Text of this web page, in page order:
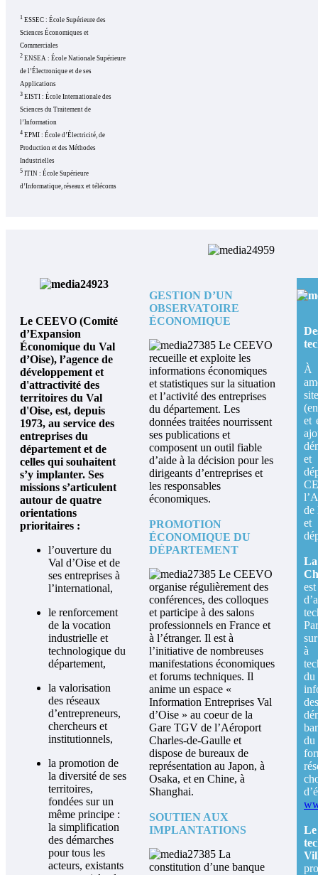
1 ESSEC : École Supérieure des
Sciences Économiques et
Commerciales
2 ENSEA : École Nationale Supérieure
de l’Électronique et de ses
Applications
3 EISTI : École Internationale des
Sciences du Traitement de
l’Information
4 EPMI : École d’Électricité, de
Production et des Méthodes
Industrielles
5 ITIN : École Supérieure
d’Informatique, réseaux et télécoms
Le CEEVO (Comité
d’Expansion
Économique du Val
d’Oise), l’agence de
développement et
d'attractivité des
territoires du Val
d'Oise, est, depuis
1973, au service des
entreprises du
département et de
celles qui souhaitent
s’y implanter. Ses
missions s’articulent
autour de quatre
orientations
prioritaires :
l’ouverture du
Val d’Oise et de
ses entreprises à
l’international,
le renforcement
de la vocation
industrielle et
technologique du
département,
la valorisation
des réseaux
d’entrepreneurs,
chercheurs et
institutionnels,
la promotion de
la diversité de ses
territoires,
fondées sur un
même principe :
la simplification
des démarches
pour tous les
acteurs, existants
GESTION D’UN
OBSERVATOIRE
ÉCONOMIQUE
Le CEEVO
recueille et exploite les
informations économiques
et statistiques sur la situation
et l’activité des entreprises
du département. Les
données traitées nourrissent
ses publications et
composent un outil fiable
d’aide à la décision pour les
dirigeants d’entreprises et
les responsables
économiques.
PROMOTION
ÉCONOMIQUE DU
DÉPARTEMENT
Le CEEVO
organise régulièrement des
conférences, des colloques
et participe à des salons
professionnels en France et
à l’étranger. Il est à
l’initiative de nombreuses
manifestations économiques
et forums techniques. Il
anime un espace «
Information Entreprises Val
d’Oise » au coeur de la
Gare TGV de l’Aéroport
Charles-de-Gaulle et
dispose de bureaux de
représentation au Japon, à
Osaka, et en Chine, à
Shanghai.
SOUTIEN AUX
IMPLANTATIONS
La
constitution d’une banque
À
et
et
de
et
à
du
du